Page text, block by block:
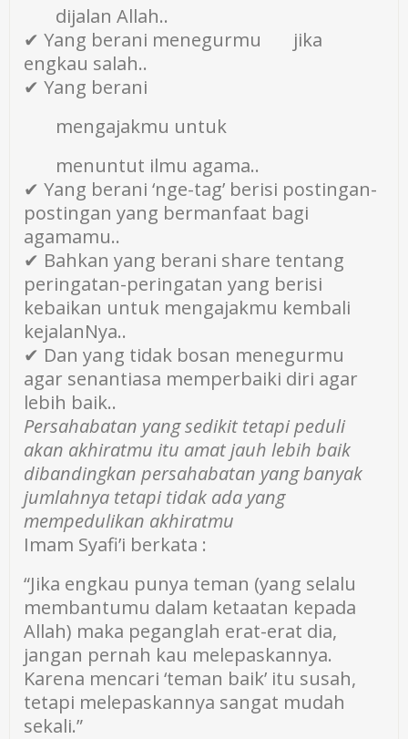
dijalan Allah..
✔ Yang berani menegurmu jika
engkau salah..
✔ Yang berani
mengajakmu untuk
menuntut ilmu agama..
✔ Yang berani ‘nge-tag’ berisi postingan-
postingan yang bermanfaat bagi
agamamu..
✔ Bahkan yang berani share tentang
peringatan-peringatan yang berisi
kebaikan untuk mengajakmu kembali
kejalanNya..
✔ Dan yang tidak bosan menegurmu
agar senantiasa memperbaiki diri agar
lebih baik..
Persahabatan yang sedikit tetapi peduli
akan akhiratmu itu amat jauh lebih baik
dibandingkan persahabatan yang banyak
jumlahnya tetapi tidak ada yang
mempedulikan akhiratmu
Imam Syafi’i berkata :
“Jika engkau punya teman (yang selalu
membantumu dalam ketaatan kepada
Allah) maka peganglah erat-erat dia,
jangan pernah kau melepaskannya.
Karena mencari ‘teman baik’ itu susah,
tetapi melepaskannya sangat mudah
sekali.”